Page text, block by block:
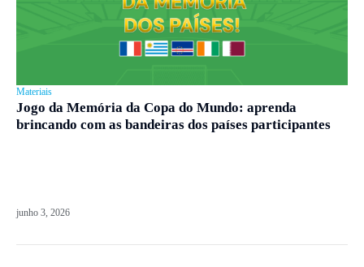
Materiais
Jogo da Memória da Copa do Mundo: aprenda
brincando com as bandeiras dos países participantes
junho 3, 2026